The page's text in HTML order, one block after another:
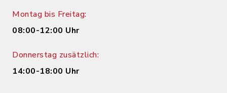
Montag bis Freitag:
08:00-12:00 Uhr
Donnerstag zusätzlich:
14:00-18:00 Uhr